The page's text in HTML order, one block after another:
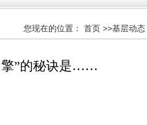
您现在的位置： 首页>>基层动态
擎”的秘诀是……